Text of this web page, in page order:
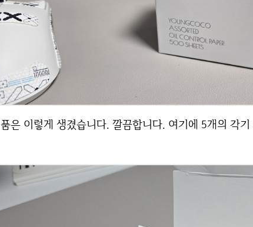
제품은 이렇게 생겼습니다. 깔끔합니다. 여기에 5개의 각